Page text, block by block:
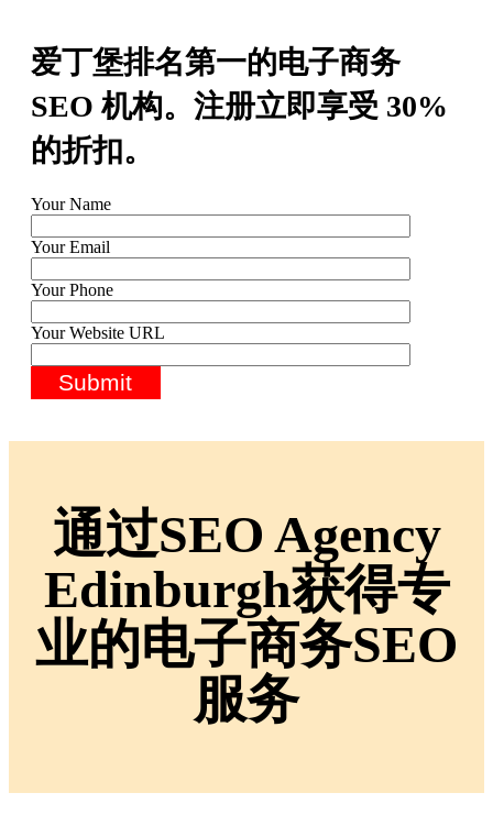
爱丁堡排名第一的电子商务
SEO 机构。注册立即享受 30%
的折扣。
Your Name
Your Email
Your Phone
Your Website URL
通过SEO Agency
Edinburgh获得专
业的电子商务SEO
服务